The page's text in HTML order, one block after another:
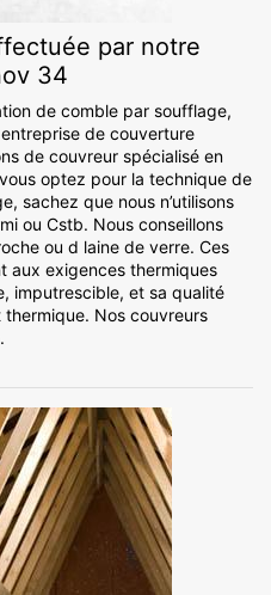
par notre
34
de comble par soufflage,
de couverture
de couvreur spécialisé en
optez pour la technique de
sachez que nous n’utilisons
ou Cstb. Nous conseillons
ou d laine de verre. Ces
aux exigences thermiques
imputrescible, et sa qualité
Nos couvreurs